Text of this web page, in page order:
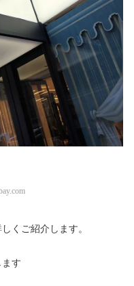
くご紹介します。
す